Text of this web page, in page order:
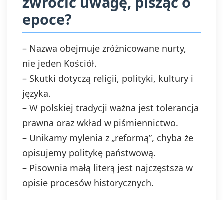
epoce?
– Nazwa obejmuje zróżnicowane nurty,
nie jeden Kościół.
– Skutki dotyczą religii, polityki, kultury i
języka.
– W polskiej tradycji ważna jest tolerancja
prawna oraz wkład w piśmiennictwo.
– Unikamy mylenia z „reformą”, chyba że
opisujemy politykę państwową.
– Pisownia małą literą jest najczęstsza w
opisie procesów historycznych.